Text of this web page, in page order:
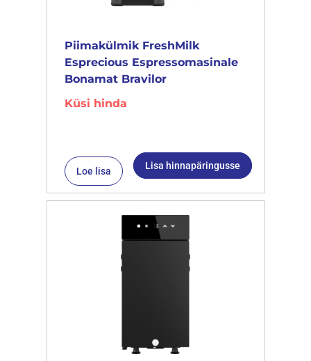
Piimakülmik FreshMilk
Esprecious Espressomasinale
Bonamat Bravilor
Küsi hinda
Loe lisa Lisa hinnapäringusse